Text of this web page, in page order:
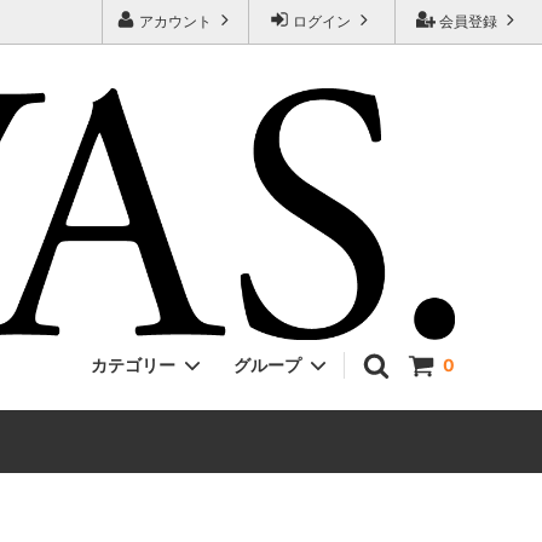
会員登録
ログイン
アカウント
0
カテゴリー グループ